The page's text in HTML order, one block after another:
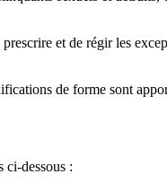
et de régir les
de forme sont
ci-dessous :